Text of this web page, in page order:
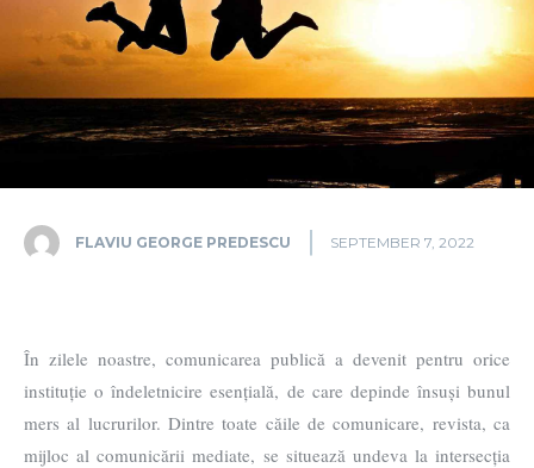
FLAVIU GEORGE PREDESCU SEPTEMBER 7, 2022
În zilele noastre, comunicarea publică a devenit pentru orice
instituție o îndeletnicire esențială, de care depinde însuși bunul
mers al lucrurilor. Dintre toate căile de comunicare, revista, ca
mijloc al comunicării mediate, se situează undeva la intersecția